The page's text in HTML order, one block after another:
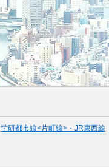
学研都市線<片町線>・JR東西線